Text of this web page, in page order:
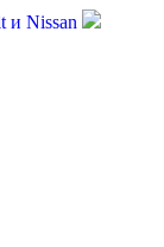
и Nissan